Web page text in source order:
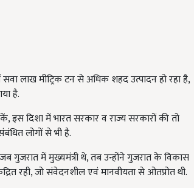
लाख मीट्रिक टन से अधिक शहद उत्पादन हो रहा है,
है.
दिशा में भारत सरकार व राज्य सरकारों की तो
लोगों से भी है.
जब गुजरात में मुख्यमंत्री थे, तब उन्होंने गुजरात के विकास
रही, जो संवेदनशील एवं मानवीयता से ओतप्रोत थी.